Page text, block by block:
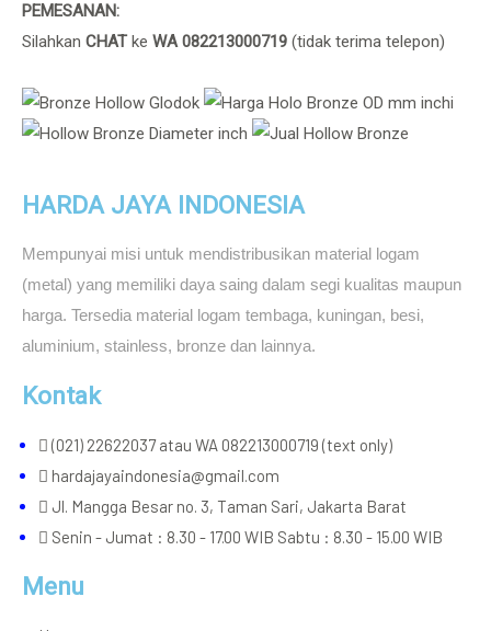
PEMESANAN:
Silahkan CHATke WA 082213000719 (tidak terima telepon)
HARDA JAYA INDONESIA
Mempunyai misi untuk mendistribusikan material logam
(metal) yang memiliki daya saing dalam segi kualitas maupun
harga. Tersedia material logam tembaga, kuningan, besi,
aluminium, stainless, bronze dan lainnya.
Kontak
(021) 22622037 atau WA 082213000719 (text only)
hardajayaindonesia@gmail.com
Jl. Mangga Besar no. 3, Taman Sari, Jakarta Barat
Senin - Jumat : 8.30 - 17.00 WIB Sabtu : 8.30 - 15.00 WIB
Menu